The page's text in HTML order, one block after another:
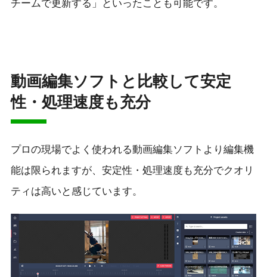
チームで更新する」といったことも可能です。
動画編集ソフトと比較して安定
性・処理速度も充分
プロの現場でよく使われる動画編集ソフトより編集機
能は限られますが、安定性・処理速度も充分でクオリ
ティは高いと感じています。